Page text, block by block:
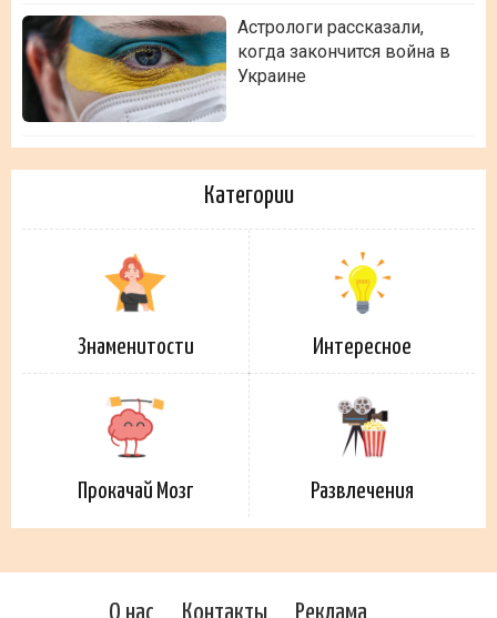
Астрологи рассказали,
когда закончится война в
Украине
Категории
Знаменитости Интересное
Прокачай Мозг Развлечения